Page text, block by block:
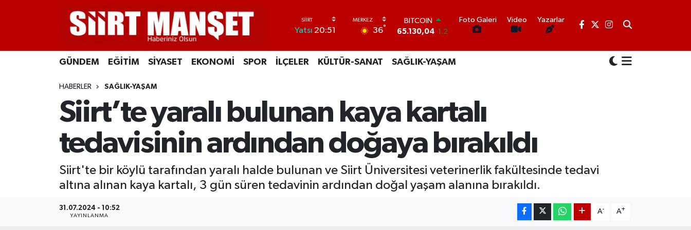
Yatsı 20:51 36°
DOLAR
47,7106 0.17
STERLİN
BİST100
13.773 -19
Foto Galeri Video Yazarlar
GÜNDEM EĞİTİM SİYASET EKONOMİ SPOR İLÇELER KÜLTÜR-SANAT SAĞLIK-YAŞAM
HABERLER SAĞLIK-YAŞAM
Siirt’te yaralı bulunan kaya kartalı
tedavisinin ardından doğaya bırakıldı
Siirt'te bir köylü tarafından yaralı halde bulunan ve Siirt Üniversitesi veterinerlik fakültesinde tedavi
altına alınan kaya kartalı, 3 gün süren tedavinin ardından doğal yaşam alanına bırakıldı.
31.07.2024 - 10:52
YAYINLANMA
A- A+
SİYASET
EKONOMİ
İLÇELER
Siirt Nöbetçi Eczaneler
Siirt Hava Durumu
Siirt Namaz Vakitleri
Siirt Trafik Yoğunluk Haritası
Süper Lig Puan Durumu ve Fikstür
Tüm Manşetler